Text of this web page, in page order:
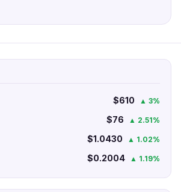
$610 ▲ 3%
$76 ▲ 2.51%
$1.0430 ▲ 1.02%
$0.2004 ▲ 1.19%